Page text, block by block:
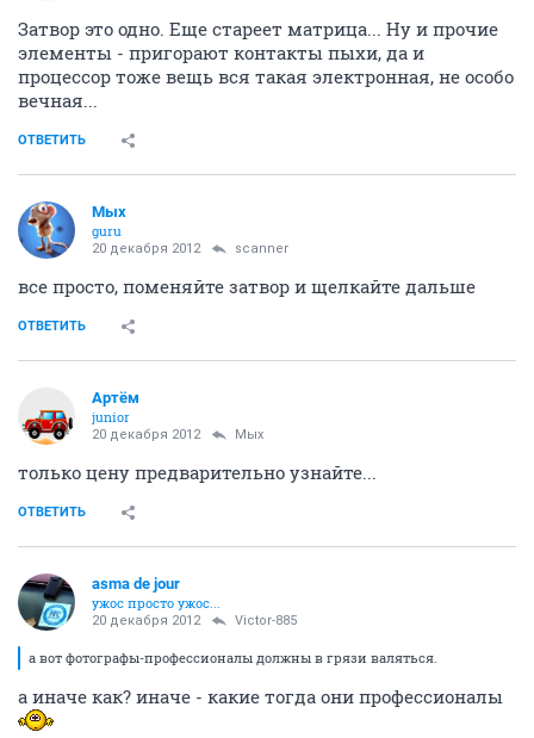
Затвор это одно. Еще стареет матрица... Ну и прочие
элементы - пригорают контакты пыхи, да и
процессор тоже вещь вся такая электронная, не особо
вечная...
ОТВЕТИТЬ
Мых
guru
20 декабря 2012 scanner
все просто, поменяйте затвор и щелкайте дальше
ОТВЕТИТЬ
Артём
juniоr
20 декабря 2012 Мых
только цену предварительно узнайте...
ОТВЕТИТЬ
asma de jour
ужос просто ужос...
20 декабря 2012 Victor-885
а вот фотографы-профессионалы должны в грязи валяться.
а иначе как? иначе - какие тогда они профессионалы